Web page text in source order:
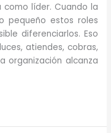
líder. Cuando la
pequeño estos roles
diferenciarlos. Eso
atiendes, cobras,
organización alcanza